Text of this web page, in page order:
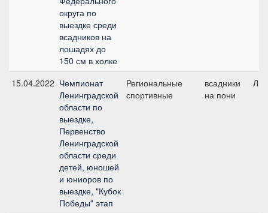
округа по
выездке среди
всадников на
лошадях до
150 см в холке
15.04.2022 Чемпионат
Ленинградской
области по
выездке,
Первенство
Ленинградской
области среди
детей, юношей
и юниоров по
выездке, "Кубок
Победы" этап
Региональные
спортивные
всадники
на пони